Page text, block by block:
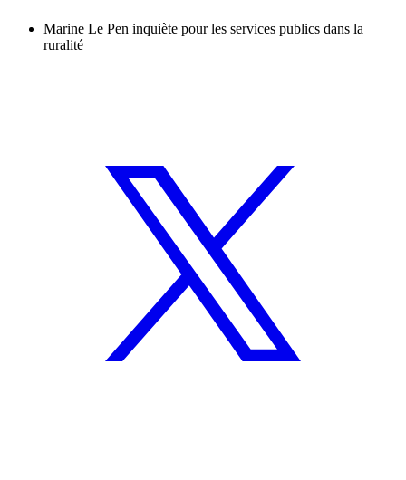
Marine Le Pen inquiète pour les services publics dans la
ruralité